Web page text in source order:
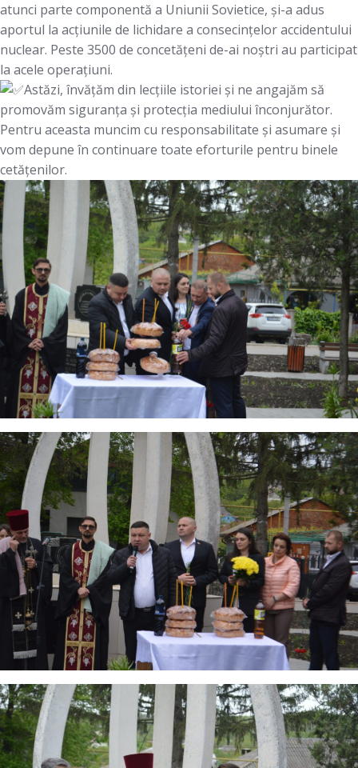
atunci parte componentă a Uniunii Sovietice, și-a adus
aportul la acțiunile de lichidare a consecințelor accidentului
nuclear. Peste 3500 de concetățeni de-ai noștri au participat
la acele operațiuni.
Astăzi, învățăm din lecțiile istoriei și ne angajăm să
promovăm siguranța și protecția mediului înconjurător.
Pentru aceasta muncim cu responsabilitate și asumare și
vom depune în continuare toate eforturile pentru binele
cetățenilor.